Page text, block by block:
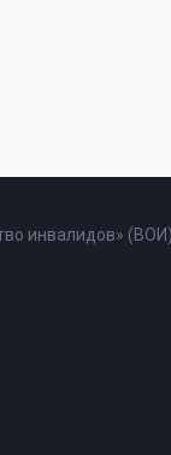
инвалидов»